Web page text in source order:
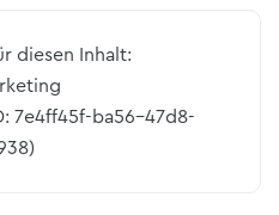
diesen Inhalt:
7e4ff45f-ba56-47d8-